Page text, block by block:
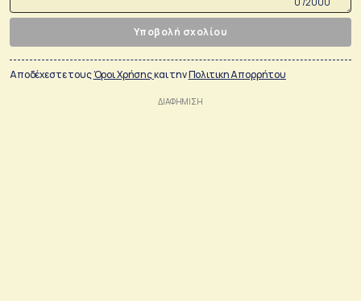
Υποβολή σχολίου
Αποδέχεστε τουςΌροι Χρήσηςκαι τηνΠολιτικη Απορρήτου